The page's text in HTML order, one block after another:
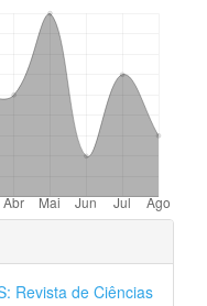
Revista de Ciências